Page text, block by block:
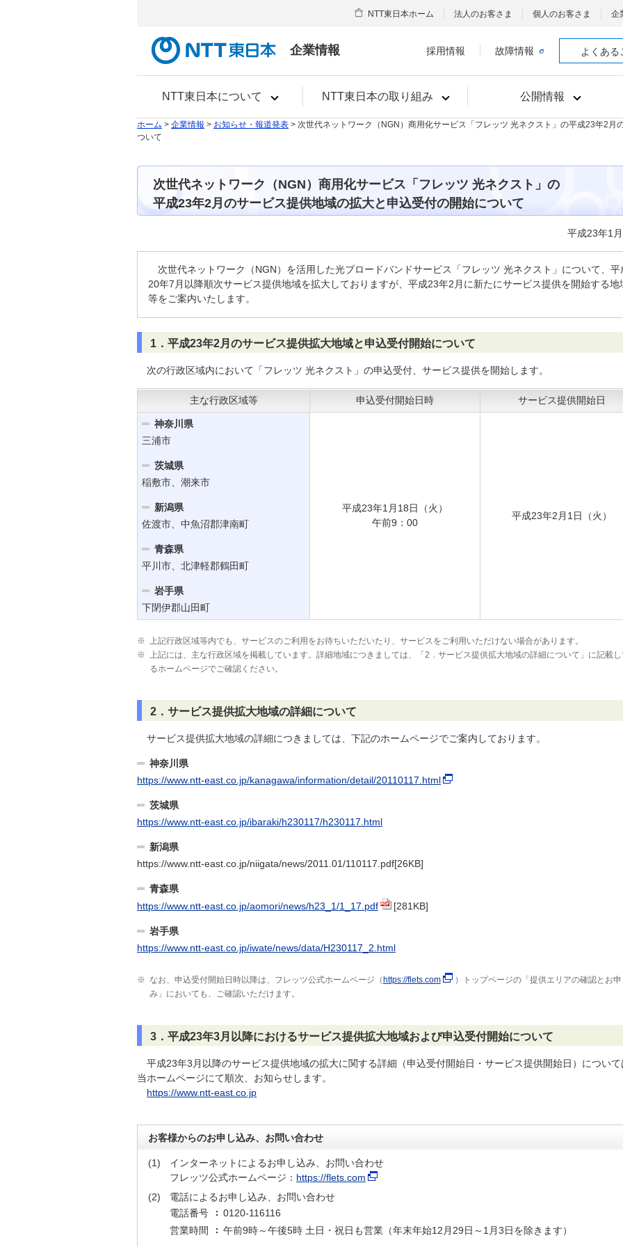
企業情報
NTT東日本について NTT東日本の取り組み 公開情報
NTT東日本ホーム 法人のお客さま 個人のお客さま 企
採用情報 故障情報 よくある
ホーム > 企業情報 > お知らせ・報道発表 > 次世代ネットワーク（NGN）商用化サービス「フレッツ 光ネクスト」の平成23年2月
ついて
次世代ネットワーク（NGN）商用化サービス「フレッツ 光ネクスト」の
平成23年2月のサービス提供地域の拡大と申込受付の開始について
平成23年1
次世代ネットワーク（NGN）を活用した光ブロードバンドサービス「フレッツ 光ネクスト」について、平
20年7月以降順次サービス提供地域を拡大しておりますが、平成23年2月に新たにサービス提供を開始する地
等をご案内いたします。
1．平成23年2月のサービス提供拡大地域と申込受付開始について
次の行政区域内において「フレッツ 光ネクスト」の申込受付、サービス提供を開始します。
主な行政区域等 申込受付開始日時 サービス提供開始日
神奈川県
三浦市
茨城県
稲敷市、潮来市
新潟県
佐渡市、中魚沼郡津南町
青森県
平川市、北津軽郡鶴田町
岩手県
下閉伊郡山田町
平成23年1月18日（火）
午前9：00
平成23年2月1日（火）
※ 上記行政区域等内でも、サービスのご利用をお待ちいただいたり、サービスをご利用いただけない場合があります。
※ 上記には、主な行政区域を掲載しています。詳細地域につきましては、「2．サービス提供拡大地域の詳細について」に記載
るホームページでご確認ください。
2．サービス提供拡大地域の詳細について
サービス提供拡大地域の詳細につきましては、下記のホームページでご案内しております。
神奈川県
https://www.ntt-east.co.jp/kanagawa/information/detail/20110117.html
茨城県
https://www.ntt-east.co.jp/ibaraki/h230117/h230117.html
新潟県
https://www.ntt-east.co.jp/niigata/news/2011.01/110117.pdf[26KB]
青森県
https://www.ntt-east.co.jp/aomori/news/h23_1/1_17.pdf
[281KB]
岩手県
https://www.ntt-east.co.jp/iwate/news/data/H230117_2.html
※ なお、申込受付開始日時以降は、フレッツ公式ホームページ（ https://flets.com
）トップページの「提供エリアの確認とお
み」においても、ご確認いただけます。
3．平成23年3月以降におけるサービス提供拡大地域および申込受付開始について
平成23年3月以降のサービス提供地域の拡大に関する詳細（申込受付開始日・サービス提供開始日）について
当ホームページにて順次、お知らせします。
https://www.ntt-east.co.jp
お客様からのお申し込み、お問い合わせ
(1)
インターネットによるお申し込み、お問い合わせ
フレッツ公式ホームページ： https://flets.com
(2)
電話によるお申し込み、お問い合わせ
電話番号
0120-116116
営業時間
午前9時～午後5時 土日・祝日も営業（年末年始12月29日～1月3日を除きます）